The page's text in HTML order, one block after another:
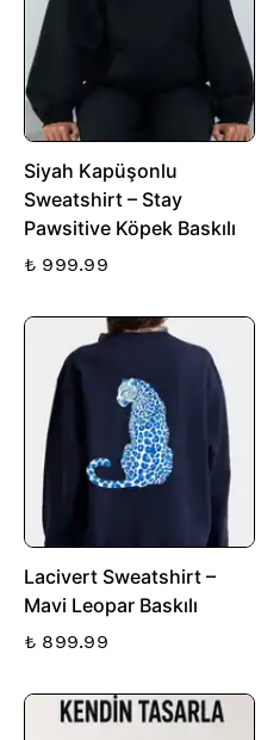
Siyah Kapüşonlu
Sweatshirt – Stay
Pawsitive Köpek Baskılı
₺ 999.99
Lacivert Sweatshirt –
Mavi Leopar Baskılı
₺ 899.99